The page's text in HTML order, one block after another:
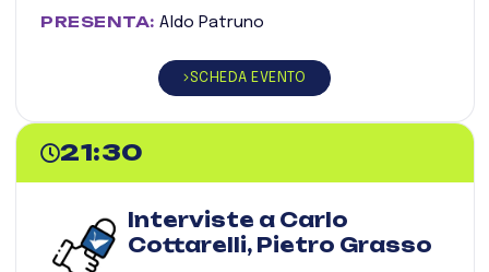
PRESENTA: Aldo Patruno
SCHEDA EVENTO
21:30
Interviste a Carlo
Cottarelli, Pietro Grasso